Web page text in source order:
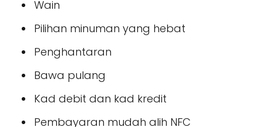
Wain
Pilihan minuman yang hebat
Penghantaran
Bawa pulang
Kad debit dan kad kredit
Pembayaran mudah alih NFC